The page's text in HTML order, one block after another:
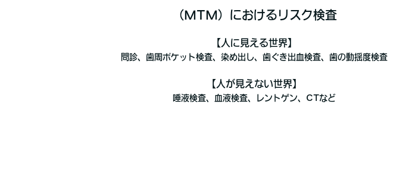
（MTM）におけるリスク検査
【人に見える世界】
問診、歯周ポケット検査、染め出し、歯ぐき出血検査、歯の動揺度検査
【人が見えない世界】
唾液検査、血液検査、レントゲン、CTなど